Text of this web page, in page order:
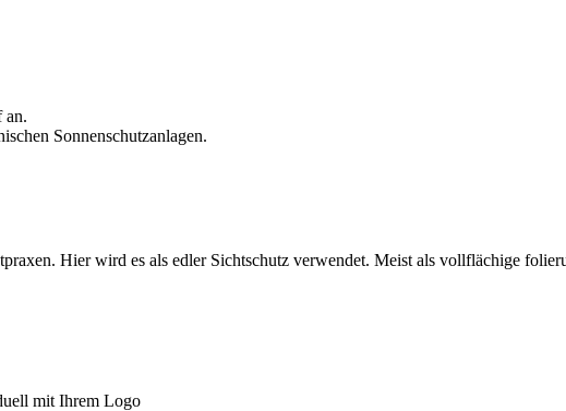
an.
Sonnenschutzanlagen.
Hier wird es als edler Sichtschutz verwendet. Meist als vollflächige
mit Ihrem Logo